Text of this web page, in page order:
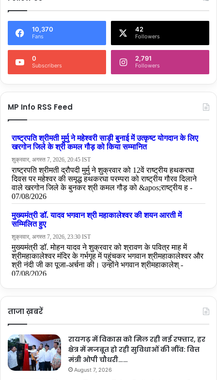
10,370
Fans
42
Followers
0
Subscribers
2,791
Followers
MP Info RSS Feed
ताजा ख़बरें
रायगढ़ में विकास को मिल रही नई रफ्तार, हर
क्षेत्र में मजबूत हो रही सुविधाओं की नींव: वित्त
मंत्री ओपी चौधरी……
August 7, 2026